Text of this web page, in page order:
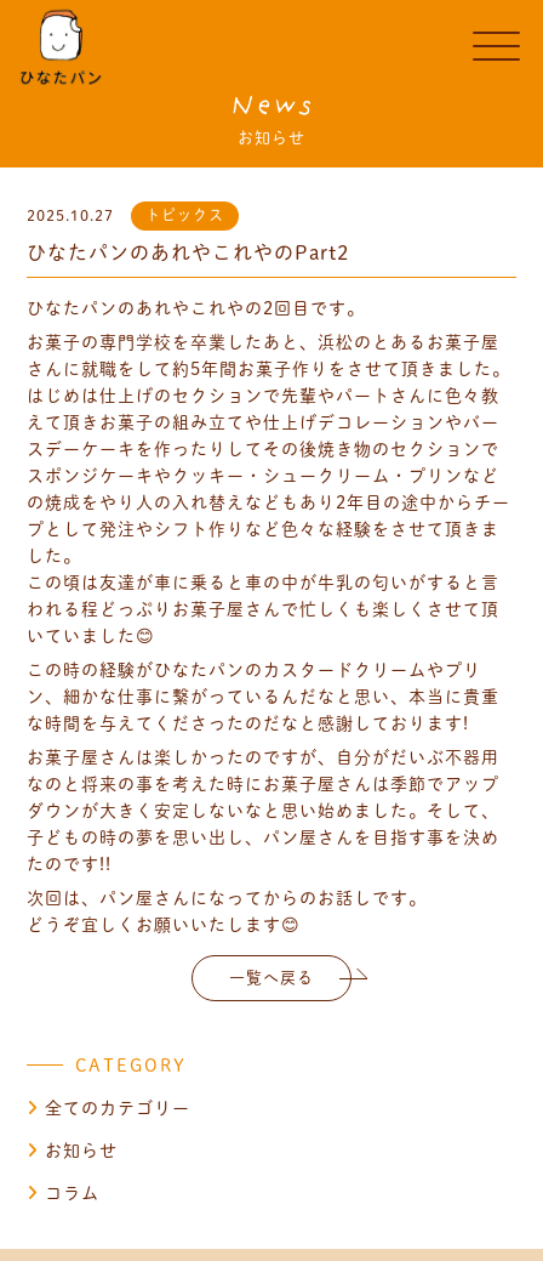
News
お知らせ
2025.10.27 トピックス
ひなたパンのあれやこれやのPart2
ひなたパンのあれやこれやの2回目です。
お菓子の専門学校を卒業したあと、浜松のとあるお菓子屋
さんに就職をして約5年間お菓子作りをさせて頂きました。
はじめは仕上げのセクションで先輩やパートさんに色々教
えて頂きお菓子の組み立てや仕上げデコレーションやバー
スデーケーキを作ったりしてその後焼き物のセクションで
スポンジケーキやクッキー・シュークリーム・プリンなど
の焼成をやり人の入れ替えなどもあり2年目の途中からチー
プとして発注やシフト作りなど色々な経験をさせて頂きま
した。
この頃は友達が車に乗ると車の中が牛乳の匂いがすると言
われる程どっぷりお菓子屋さんで忙しくも楽しくさせて頂
いていました😊
この時の経験がひなたパンのカスタードクリームやプリ
ン、細かな仕事に繋がっているんだなと思い、本当に貴重
な時間を与えてくださったのだなと感謝しております!
お菓子屋さんは楽しかったのですが、自分がだいぶ不器用
なのと将来の事を考えた時にお菓子屋さんは季節でアップ
ダウンが大きく安定しないなと思い始めました。そして、
子どもの時の夢を思い出し、パン屋さんを目指す事を決め
たのです!!
次回は、パン屋さんになってからのお話しです。
どうぞ宜しくお願いいたします😊
一覧へ戻る
CATEGORY
全てのカテゴリー
お知らせ
コラム